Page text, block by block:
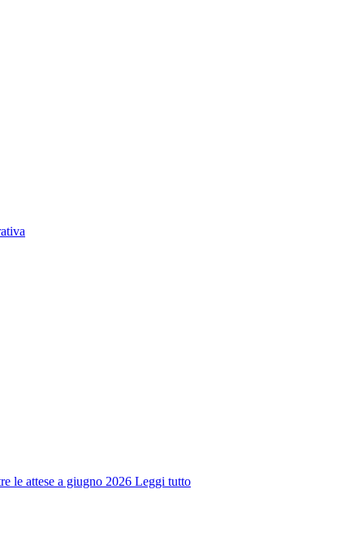
le attese a giugno 2026 Leggi tutto